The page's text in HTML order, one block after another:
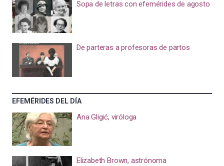
Sopa de letras con efemérides de agosto
De parteras a profesoras de partos
EFEMÉRIDES DEL DÍA
Ana Gligić, viróloga
Elizabeth Brown, astrónoma